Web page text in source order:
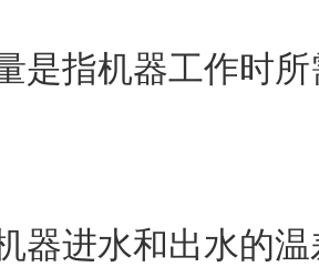
是指机器工作时
器进水和出水的